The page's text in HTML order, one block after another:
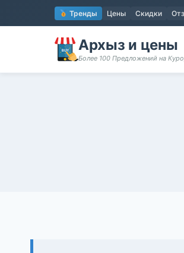
к
содержимому
Тренды Цены Скидки
Архыз и цены
Более 100 Предложений на